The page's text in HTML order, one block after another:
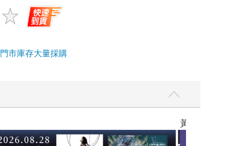
門市庫存大量採購
黃色書刊回來了